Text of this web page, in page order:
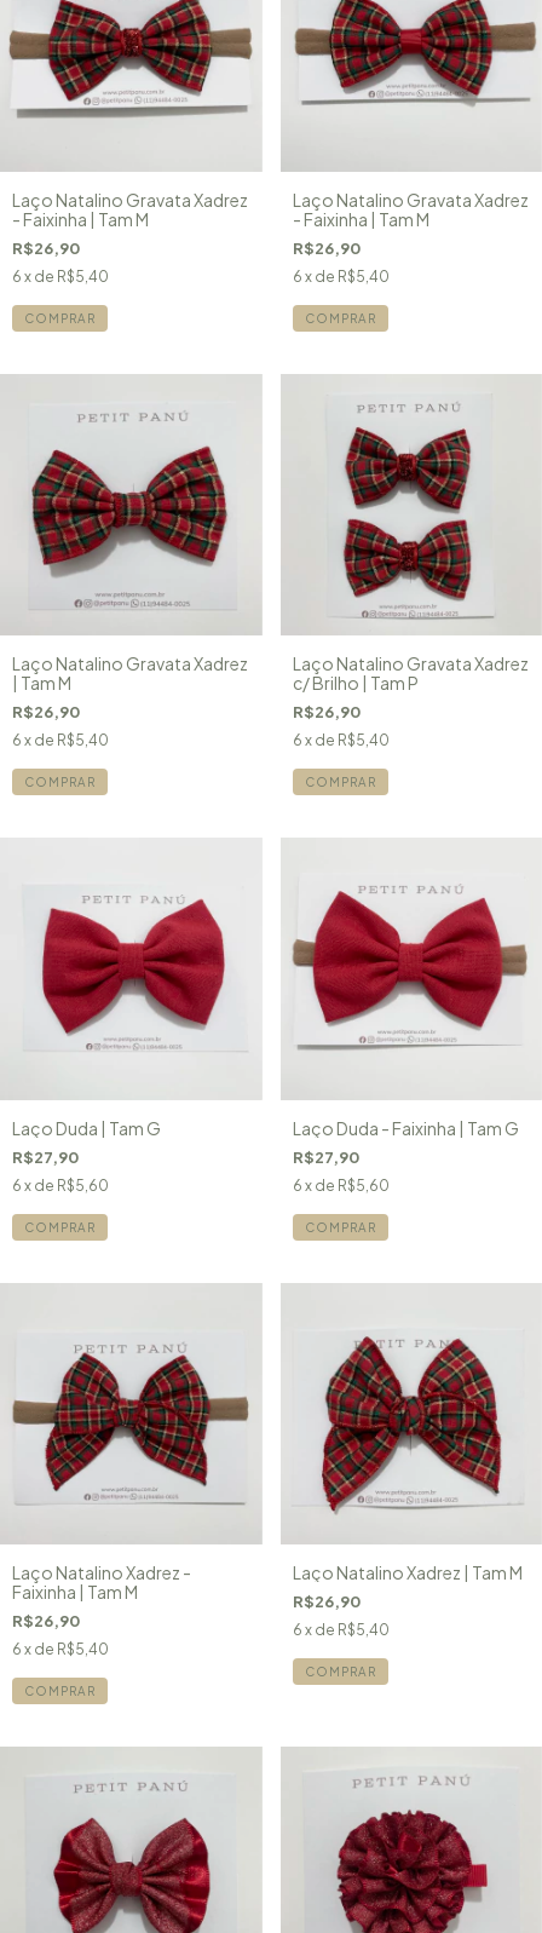
Laço Natalino Gravata Xadrez
- Faixinha | Tam M
R$26,90
6 x de R$5,40
COMPRAR
Laço Natalino Gravata Xadrez
- Faixinha | Tam M
R$26,90
6 x de R$5,40
COMPRAR
Laço Natalino Gravata Xadrez
| Tam M
R$26,90
6 x de R$5,40
COMPRAR
Laço Natalino Gravata Xadrez
c/ Brilho | Tam P
R$26,90
6 x de R$5,40
COMPRAR
Laço Duda | Tam G
R$27,90
6 x de R$5,60
COMPRAR
Laço Duda - Faixinha | Tam G
R$27,90
6 x de R$5,60
COMPRAR
Laço Natalino Xadrez -
Faixinha | Tam M
R$26,90
6 x de R$5,40
COMPRAR
Laço Natalino Xadrez | Tam M
R$26,90
6 x de R$5,40
COMPRAR